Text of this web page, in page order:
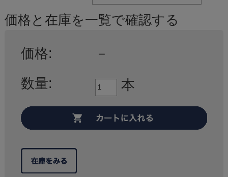
価格と在庫を一覧で確認する
価格: －
数量: 本